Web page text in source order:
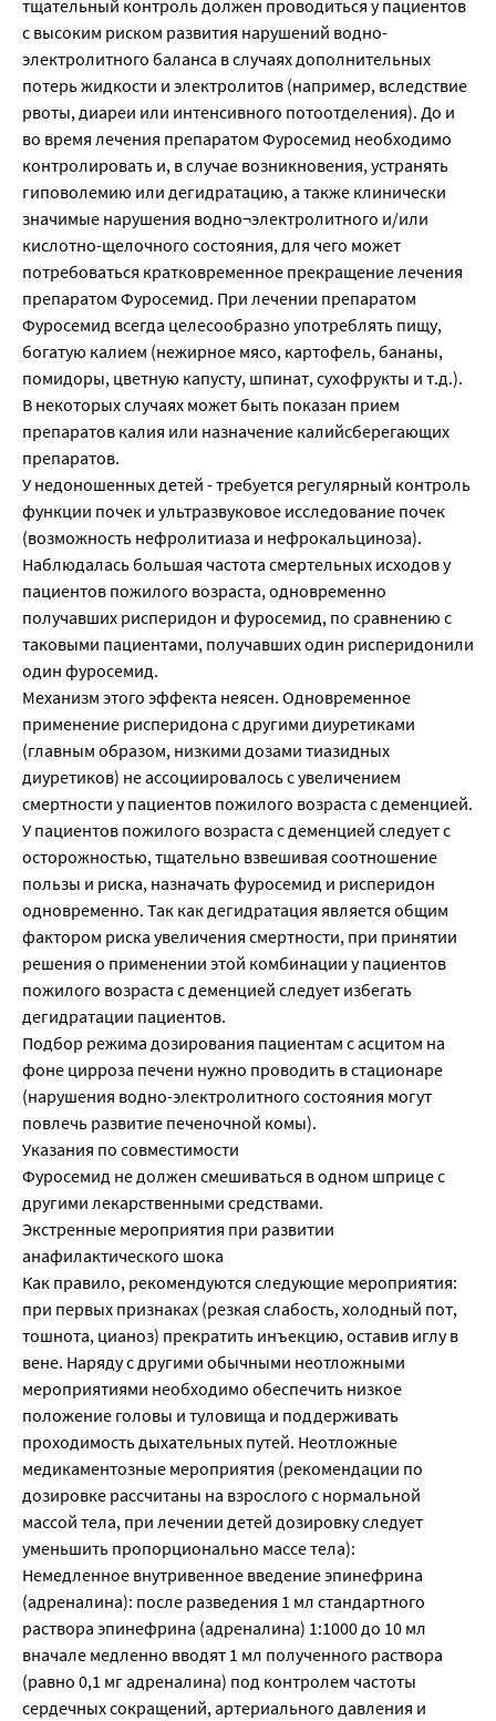
тщательный контроль должен проводиться у пациентов
с высоким риском развития нарушений водно-
электролитного баланса в случаях дополнительных
потерь жидкости и электролитов (например, вследствие
рвоты, диареи или интенсивного потоотделения). До и
во время лечения препаратом Фуросемид необходимо
контролировать и, в случае возникновения, устранять
гиповолемию или дегидратацию, а также клинически
значимые нарушения водно¬электролитного и/или
кислотно-щелочного состояния, для чего может
потребоваться кратковременное прекращение лечения
препаратом Фуросемид. При лечении препаратом
Фуросемид всегда целесообразно употреблять пищу,
богатую калием (нежирное мясо, картофель, бананы,
помидоры, цветную капусту, шпинат, сухофрукты и т.д.).
В некоторых случаях может быть показан прием
препаратов калия или назначение калийсберегающих
препаратов.
У недоношенных детей - требуется регулярный контроль
функции почек и ультразвуковое исследование почек
(возможность нефролитиаза и нефрокальциноза).
Наблюдалась большая частота смертельных исходов у
пациентов пожилого возраста, одновременно
получавших рисперидон и фуросемид, по сравнению с
таковыми пациентами, получавших один рисперидонили
один фуросемид.
Механизм этого эффекта неясен. Одновременное
применение рисперидона с другими диуретиками
(главным образом, низкими дозами тиазидных
диуретиков) не ассоциировалось с увеличением
смертности у пациентов пожилого возраста с деменцией.
У пациентов пожилого возраста с деменцией следует с
осторожностью, тщательно взвешивая соотношение
пользы и риска, назначать фуросемид и рисперидон
одновременно. Так как дегидратация является общим
фактором риска увеличения смертности, при принятии
решения о применении этой комбинации у пациентов
пожилого возраста с деменцией следует избегать
дегидратации пациентов.
Подбор режима дозирования пациентам с асцитом на
фоне цирроза печени нужно проводить в стационаре
(нарушения водно-электролитного состояния могут
повлечь развитие печеночной комы).
Указания по совместимости
Фуросемид не должен смешиваться в одном шприце с
другими лекарственными средствами.
Экстренные мероприятия при развитии
анафилактического шока
Как правило, рекомендуются следующие мероприятия:
при первых признаках (резкая слабость, холодный пот,
тошнота, цианоз) прекратить инъекцию, оставив иглу в
вене. Наряду с другими обычными неотложными
мероприятиями необходимо обеспечить низкое
положение головы и туловища и поддерживать
проходимость дыхательных путей. Неотложные
медикаментозные мероприятия (рекомендации по
дозировке рассчитаны на взрослого с нормальной
массой тела, при лечении детей дозировку следует
уменьшить пропорционально массе тела):
Немедленное внутривенное введение эпинефрина
(адреналина): после разведения 1 мл стандартного
раствора эпинефрина (адреналина) 1:1000 до 10 мл
вначале медленно вводят 1 мл полученного раствора
(равно 0,1 мг адреналина) под контролем частоты
сердечных сокращений, артериального давления и